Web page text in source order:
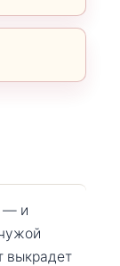
— и
выкрадет